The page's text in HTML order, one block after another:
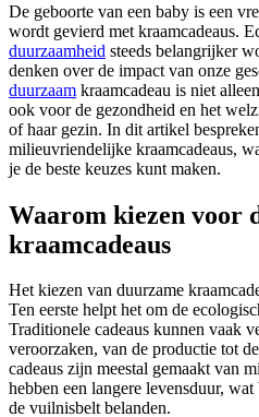
De geboorte van een baby is een
wordt gevierd met kraamcadeaus.
duurzaamheid steeds belangrijker
denken over de impact van onze
duurzaam kraamcadeau is niet
ook voor de gezondheid en het
of haar gezin. In dit artikel
milieuvriendelijke kraamcadeaus,
je de beste keuzes kunt maken.
Waarom kiezen voor
kraamcadeaus
Het kiezen van duurzame
Ten eerste helpt het om de
Traditionele cadeaus kunnen vaak
veroorzaken, van de productie tot
cadeaus zijn meestal gemaakt van
hebben een langere levensduur,
de vuilnisbelt belanden.